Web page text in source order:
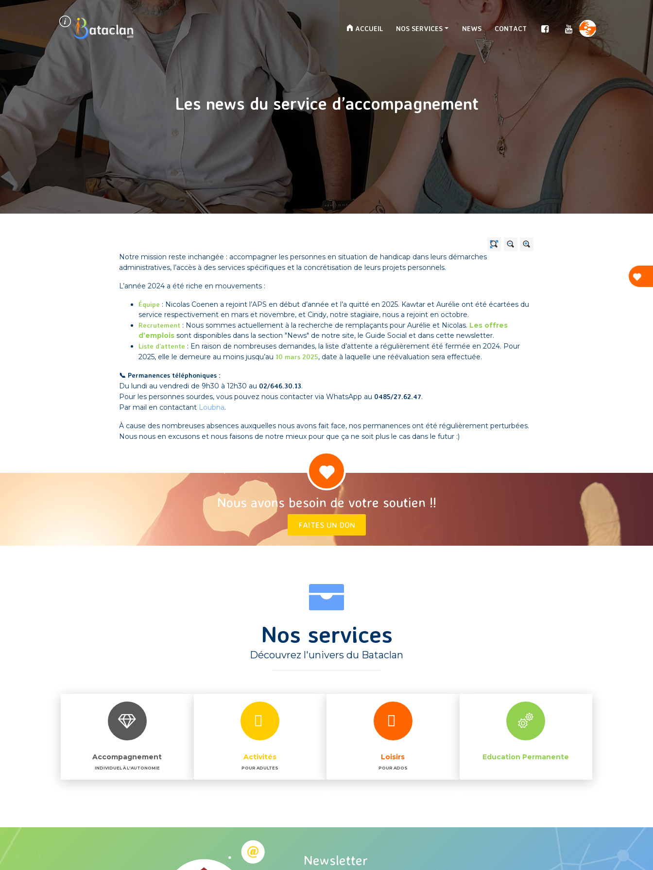
ACCUEIL NOS SERVICES NEWS CONTACT
Les news du service d’accompagnement
Notre mission reste inchangée : accompagner les personnes en situation de handicap dans leurs démarches
administratives, l’accès à des services spécifiques et la concrétisation de leurs projets personnels.
L’année 2024 a été riche en mouvements :
Équipe : Nicolas Coenen a rejoint l’APS en début d’année et l’a quitté en 2025. Kawtar et Aurélie ont été écartées du
service respectivement en mars et novembre, et Cindy, notre stagiaire, nous a rejoint en octobre.
Recrutement : Nous sommes actuellement à la recherche de remplaçants pour Aurélie et Nicolas. Les offres
d’emplois sont disponibles dans la section "News" de notre site, le Guide Social et dans cette newsletter.
Liste d’attente : En raison de nombreuses demandes, la liste d’attente a régulièrement été fermée en 2024. Pour
2025, elle le demeure au moins jusqu’au 10 mars 2025, date à laquelle une réévaluation sera effectuée.
📞 Permanences téléphoniques :
Du lundi au vendredi de 9h30 à 12h30 au 02/646.30.13.
Pour les personnes sourdes, vous pouvez nous contacter via WhatsApp au 0485/27.62.47.
Par mail en contactant Loubna.
À cause des nombreuses absences auxquelles nous avons fait face, nos permanences ont été régulièrement perturbées.
Nous nous en excusons et nous faisons de notre mieux pour que ça ne soit plus le cas dans le futur :)
Nous avons besoin de votre soutien !!
FAITES UN DON
Nos services
Découvrez l'univers du Bataclan
Accompagnement
INDIVIDUEL À L'AUTONOMIE
Activités
POUR ADULTES
Loisirs
POUR ADOS
Education Permanente
Newsletter
Panneau de gestion des cookies